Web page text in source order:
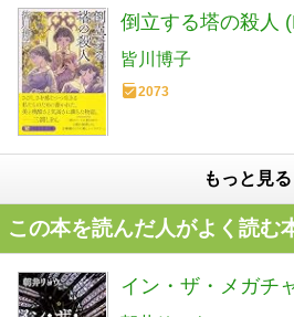
倒立する塔の殺人
皆川博子
2073
もっと見る
この本を読んだ人がよく読む
イン・ザ・メガチ